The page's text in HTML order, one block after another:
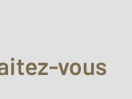
vous